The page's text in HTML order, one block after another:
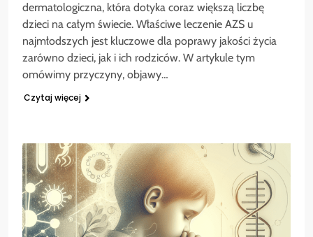
dermatologiczna, która dotyka coraz większą liczbę
dzieci na całym świecie. Właściwe leczenie AZS u
najmłodszych jest kluczowe dla poprawy jakości życia
zarówno dzieci, jak i ich rodziców. W artykule tym
omówimy przyczyny, objawy…
Czytaj więcej